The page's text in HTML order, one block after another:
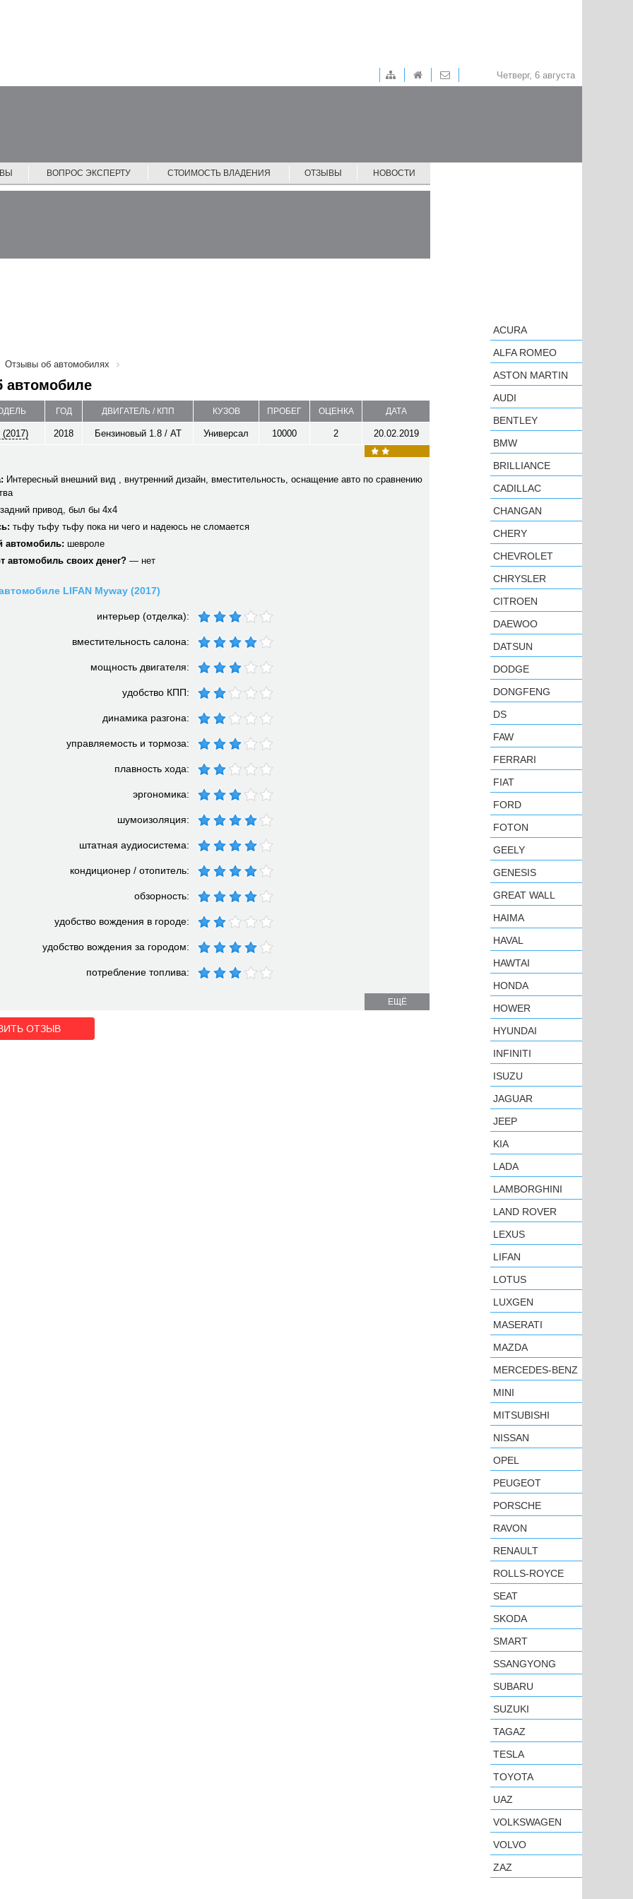
Четверг, 6 августа
ВОПРОС ЭКСПЕРТУ СТОИМОСТЬ ВЛАДЕНИЯ ОТЗЫВЫ НОВОСТИ
Отзывы об автомобилях
автомобиле
ГОД ДВИГАТЕЛЬ / КПП КУЗОВ ПРОБЕГ ОЦЕНКА ДАТА
2018 Бензиновый 1.8 / AT Универсал 10000 2 20.02.2019
Интересный внешний вид , внутренний дизайн, вместительность, оснащение авто по сравнению
привод, был бы 4х4
тьфу тьфу тьфу пока ни чего и надеюсь не сломается
автомобиль: шевроле
автомобиль своих денег? — нет
LIFAN Myway (2017)
интерьер (отделка):
вместительность салона:
мощность двигателя:
удобство КПП:
динамика разгона:
управляемость и тормоза:
плавность хода:
эргономика:
шумоизоляция:
штатная аудиосистема:
кондиционер / отопитель:
обзорность:
удобство вождения в городе:
удобство вождения за городом:
потребление топлива:
ЕЩЁ
ОТЗЫВ
ACURA
ALFA ROMEO
ASTON MARTIN
AUDI
BENTLEY
BMW
BRILLIANCE
CADILLAC
CHANGAN
CHERY
CHEVROLET
CHRYSLER
CITROEN
DAEWOO
DATSUN
DODGE
DONGFENG
DS
FAW
FERRARI
FIAT
FORD
FOTON
GEELY
GENESIS
GREAT WALL
HAIMA
HAVAL
HAWTAI
HONDA
HOWER
HYUNDAI
INFINITI
ISUZU
JAGUAR
JEEP
KIA
LADA
LAMBORGHINI
LAND ROVER
LEXUS
LIFAN
LOTUS
LUXGEN
MASERATI
MAZDA
MERCEDES-BENZ
MINI
MITSUBISHI
NISSAN
OPEL
PEUGEOT
PORSCHE
RAVON
RENAULT
ROLLS-ROYCE
SEAT
SKODA
SMART
SSANGYONG
SUBARU
SUZUKI
TAGAZ
TESLA
TOYOTA
UAZ
VOLKSWAGEN
VOLVO
ZAZ